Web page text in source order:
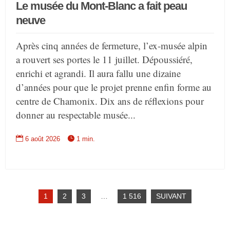
Le musée du Mont-Blanc a fait peau
neuve
Après cinq années de fermeture, l’ex-musée alpin
a rouvert ses portes le 11 juillet. Dépoussiéré,
enrichi et agrandi. Il aura fallu une dizaine
d’années pour que le projet prenne enfin forme au
centre de Chamonix. Dix ans de réflexions pour
donner au respectable musée...
 6 août 2026  1 min.
1 2 3 1 516 SUIVANT